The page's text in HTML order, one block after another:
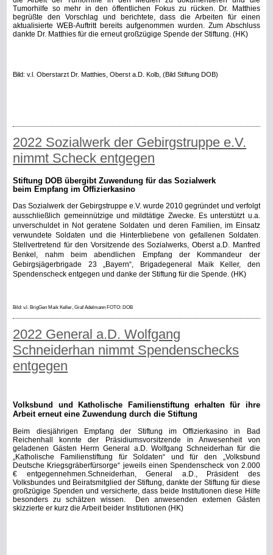
Tumorhilfe so mehr in den öffentlichen Fokus zu rücken. Dr. Matthies
begrüßte den Vorschlag und berichtete, dass die Arbeiten für einen
aktualisierte WEB-Auftritt bereits aufgenommen wurden. Zum Abschluss
dankte Dr. Matthies für die erneut großzügige Spende der Stiftung. (HK)
Bild: v.l. Oberstarzt Dr. Matthies, Oberst a.D. Kolb, (Bild Stiftung DOB)
2022 Sozialwerk der Gebirgstruppe e.V.
nimmt Scheck entgegen
Stiftung DOB übergibt Zuwendung für das Sozialwerk
beim Empfang im Offizierkasino
Das Sozialwerk der Gebirgstruppe e.V. wurde 2010 gegründet und verfolgt
ausschließlich gemeinnützige und mildtätige Zwecke. Es unterstützt u.a.
unverschuldet in Not geratene Soldaten und deren Familien, im Einsatz
verwundete Soldaten und die Hinterbliebene von gefallenen Soldaten.
Stellvertretend für den Vorsitzende des Sozialwerks, Oberst a.D. Manfred
Benkel, nahm beim abendlichen Empfang der Kommandeur der
Gebirgsjägerbrigade 23 „Bayern“, Brigadegeneral Maik Keller, den
Spendenscheck entgegen und danke der Stiftung für die Spende. (HK)
Bild: v.l. BrigGen Maik Keller, Graf Adelmann FOTO: DOB
2022 General a.D. Wolfgang
Schneiderhan nimmt Spendenschecks
entgegen
Volksbund und Katholische Familienstiftung erhalten für ihre
Arbeit erneut eine Zuwendung durch die Stiftung
Beim diesjährigen Empfang der Stiftung im Offizierkasino in Bad
Reichenhall konnte der Präsidiumsvorsitzende in Anwesenheit von
geladenen Gästen Herrn General a.D. Wolfgang Schneiderhan für die
„Katholische Familienstiftung für Soldaten“ und für den „Volksbund
Deutsche Kriegsgräberfürsorge“ jeweils einen Spendenscheck von 2.000
€ entgegennehmen.Schneiderhan, General a.D., Präsident des
Volksbundes und Beiratsmitglied der Stiftung, dankte der Stiftung für diese
großzügige Spenden und versicherte, dass beide Institutionen diese Hilfe
besonders zu schätzen wissen.
Den anwesenden externen Gästen
skizzierte er kurz die Arbeit beider Institutionen (HK)